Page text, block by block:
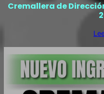
Cremallera de